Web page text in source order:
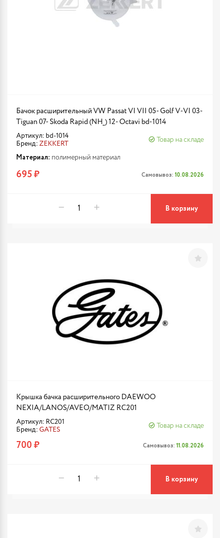
Бачок расширительный VW Passat VI VII 05- Golf V-VI 03-
Tiguan 07- Skoda Rapid (NH_) 12- Octavi bd-1014
Артикул: bd-1014
Бренд: ZEKKERT
Товар на складе
Материал: полимерный материал
695 ₽ Самовывоз: 10.08.2026
В корзину
Крышка бачка расширительного DAEWOO
NEXIA/LANOS/AVEO/MATIZ RC201
Артикул: RC201
Бренд: GATES
Товар на складе
700 ₽ Самовывоз: 11.08.2026
В корзину